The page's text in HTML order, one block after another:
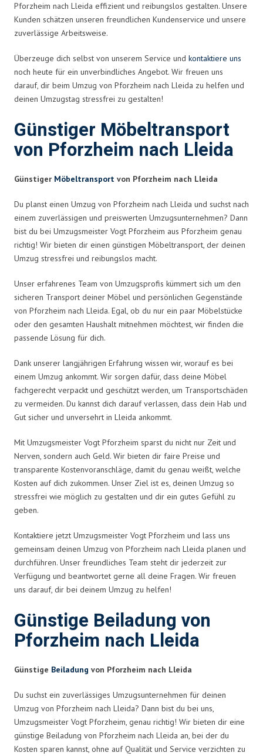
Pforzheim nach Lleida effizient und reibungslos gestalten. Unsere
Kunden schätzen unseren freundlichen Kundenservice und unsere
zuverlässige Arbeitsweise.
Überzeuge dich selbst von unserem Service und kontaktiere uns
noch heute für ein unverbindliches Angebot. Wir freuen uns
darauf, dir beim Umzug von Pforzheim nach Lleida zu helfen und
deinen Umzugstag stressfrei zu gestalten!
Günstiger Möbeltransport
von Pforzheim nach Lleida
Günstiger Möbeltransport von Pforzheim nach Lleida
Du planst einen Umzug von Pforzheim nach Lleida und suchst nach
einem zuverlässigen und preiswerten Umzugsunternehmen? Dann
bist du bei Umzugsmeister Vogt Pforzheim aus Pforzheim genau
richtig! Wir bieten dir einen günstigen Möbeltransport, der deinen
Umzug stressfrei und reibungslos macht.
Unser erfahrenes Team von Umzugsprofis kümmert sich um den
sicheren Transport deiner Möbel und persönlichen Gegenstände
von Pforzheim nach Lleida. Egal, ob du nur ein paar Möbelstücke
oder den gesamten Haushalt mitnehmen möchtest, wir finden die
passende Lösung für dich.
Dank unserer langjährigen Erfahrung wissen wir, worauf es bei
einem Umzug ankommt. Wir sorgen dafür, dass deine Möbel
fachgerecht verpackt und geschützt werden, um Transportschäden
zu vermeiden. Du kannst dich darauf verlassen, dass dein Hab und
Gut sicher und unversehrt in Lleida ankommt.
Mit Umzugsmeister Vogt Pforzheim sparst du nicht nur Zeit und
Nerven, sondern auch Geld. Wir bieten dir faire Preise und
transparente Kostenvoranschläge, damit du genau weißt, welche
Kosten auf dich zukommen. Unser Ziel ist es, deinen Umzug so
stressfrei wie möglich zu gestalten und dir ein gutes Gefühl zu
geben.
Kontaktiere jetzt Umzugsmeister Vogt Pforzheim und lass uns
gemeinsam deinen Umzug von Pforzheim nach Lleida planen und
durchführen. Unser freundliches Team steht dir jederzeit zur
Verfügung und beantwortet gerne all deine Fragen. Wir freuen
uns darauf, dir bei deinem Umzug zu helfen!
Günstige Beiladung von
Pforzheim nach Lleida
Günstige Beiladung von Pforzheim nach Lleida
Du suchst ein zuverlässiges Umzugsunternehmen für deinen
Umzug von Pforzheim nach Lleida? Dann bist du bei uns,
Umzugsmeister Vogt Pforzheim, genau richtig! Wir bieten dir eine
günstige Beiladung von Pforzheim nach Lleida an, bei der du
Kosten sparen kannst, ohne auf Qualität und Service verzichten zu